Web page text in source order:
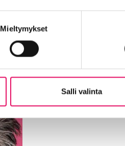
Mieltymykset
Salli valinta